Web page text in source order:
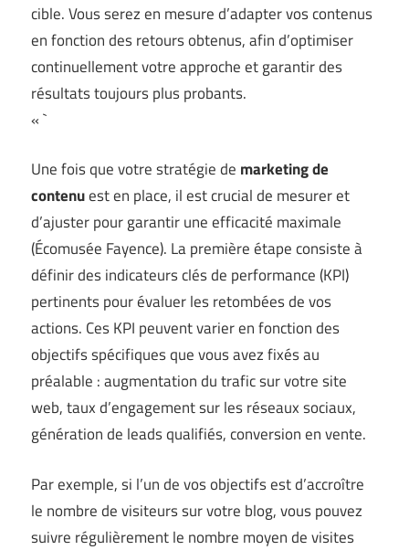
cible. Vous serez en mesure d’adapter vos contenus
en fonction des retours obtenus, afin d’optimiser
continuellement votre approche et garantir des
résultats toujours plus probants.
« `
Une fois que votre stratégie de marketing de
contenuest en place, il est crucial de mesurer et
d’ajuster pour garantir une efficacité maximale
(Écomusée Fayence). La première étape consiste à
définir des indicateurs clés de performance (KPI)
pertinents pour évaluer les retombées de vos
actions. Ces KPI peuvent varier en fonction des
objectifs spécifiques que vous avez fixés au
préalable : augmentation du trafic sur votre site
web, taux d’engagement sur les réseaux sociaux,
génération de leads qualifiés, conversion en vente.
Par exemple, si l’un de vos objectifs est d’accroître
le nombre de visiteurs sur votre blog, vous pouvez
suivre régulièrement le nombre moyen de visites